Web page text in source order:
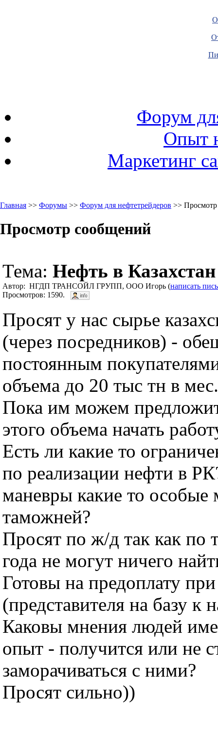
Форум
Опыт
Маркетинг
Главная >> Форумы >> Форум для нефтетрейдеров >>
Просмотр сообщений
Тема: Нефть в Казахстан
Автор: НГДП ТРАНСОЙЛ ГРУПП, ООО Игорь (написать
Просмотров: 1590.
Просят у нас сырье
(через посредников) -
постоянным
объема до 20 тыс тн в мес.
Пока им можем
этого объема начать
Есть ли какие то
по реализации нефти в
маневры какие то особые
таможней?
Просят по ж/д так как по
года не могут ничего
Готовы на предоплату
(представителя на базу
Каковы мнения людей
опыт - получится или не
заморачиваться с ними?
Просят сильно))